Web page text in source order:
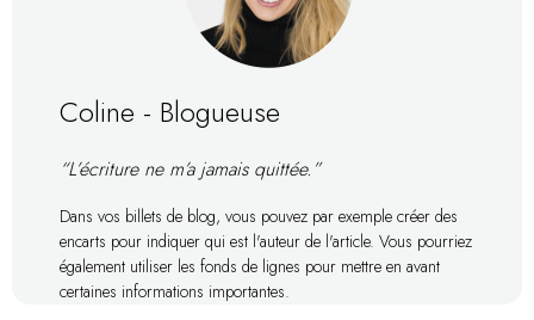
Coline - Blogueuse
“L’écriture ne m’a jamais quittée.”
Dans vos billets de blog, vous pouvez par exemple créer des
encarts pour indiquer qui est l'auteur de l'article. Vous pourriez
également utiliser les fonds de lignes pour mettre en avant
certaines informations importantes.